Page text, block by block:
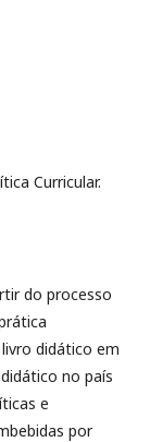
Curricular.
do processo
didático em
no país
e
por